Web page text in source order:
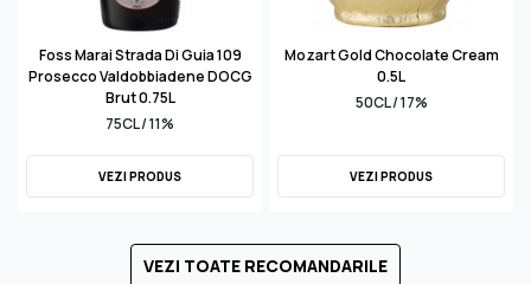
Foss Marai Strada Di Guia 109
Prosecco Valdobbiadene DOCG
Brut 0.75L
75CL / 11%
VEZI PRODUS
Mozart Gold Chocolate Cream
0.5L
50CL / 17%
VEZI PRODUS
VEZI TOATE RECOMANDARILE